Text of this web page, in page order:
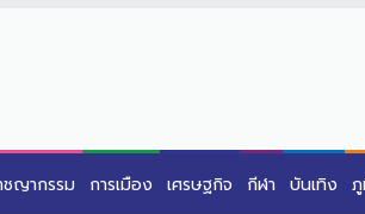
ชญากรรม การเมือง เศรษฐกิจ กีฬา บันเทิง